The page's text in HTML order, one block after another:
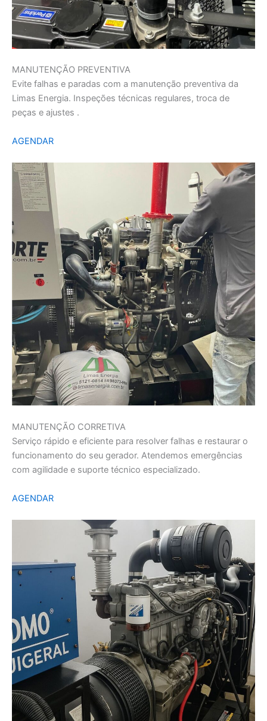
MANUTENÇÃO PREVENTIVA
Evite falhas e paradas com a manutenção preventiva da
Limas Energia. Inspeções técnicas regulares, troca de
peças e ajustes .
AGENDAR
MANUTENÇÃO CORRETIVA
Serviço rápido e eficiente para resolver falhas e restaurar o
funcionamento do seu gerador. Atendemos emergências
com agilidade e suporte técnico especializado.
AGENDAR